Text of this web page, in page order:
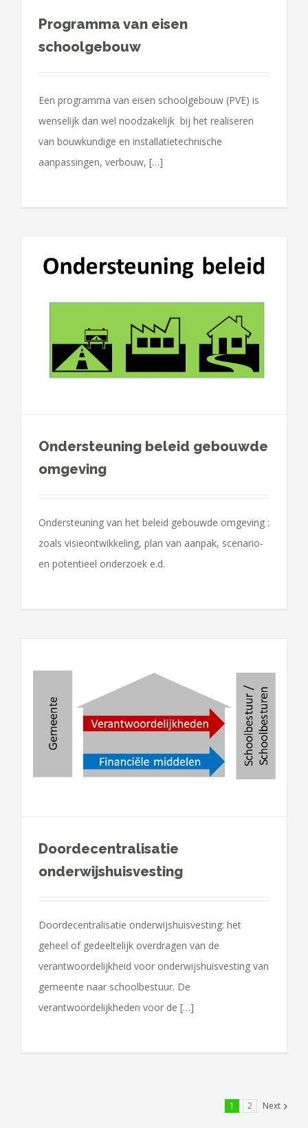
Programma van eisen
schoolgebouw
Een programma van eisen schoolgebouw (PVE) is
wenselijk dan wel noodzakelijk bij het realiseren
van bouwkundige en installatietechnische
aanpassingen, verbouw, […]
Ondersteuning beleid gebouwde
omgeving
Ondersteuning van het beleid gebouwde omgeving :
zoals visieontwikkeling, plan van aanpak, scenario-
en potentieel onderzoek e.d.
Doordecentralisatie
onderwijshuisvesting
Doordecentralisatie onderwijshuisvesting: het
geheel of gedeeltelijk overdragen van de
verantwoordelijkheid voor onderwijshuisvesting van
gemeente naar schoolbestuur. De
verantwoordelijkheden voor de […]
1 2 Next